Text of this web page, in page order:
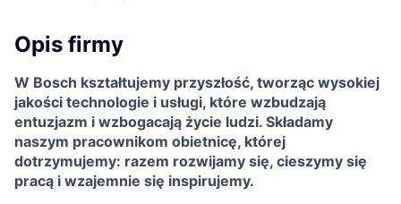
Opis firmy
W Bosch kształtujemy przyszłość, tworząc wysokiej
jakości technologie i usługi, które wzbudzają
entuzjazm i wzbogacają życie ludzi. Składamy
naszym pracownikom obietnicę, której
dotrzymujemy: razem rozwijamy się, cieszymy się
pracą i wzajemnie się inspirujemy.